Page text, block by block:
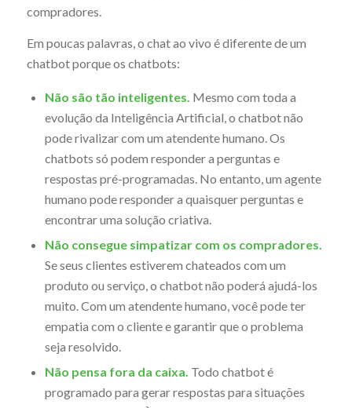
compradores.
Em poucas palavras, o chat ao vivo é diferente de um
chatbot porque os chatbots:
Não são tão inteligentes. Mesmo com toda a
evolução da Inteligência Artificial, o chatbot não
pode rivalizar com um atendente humano. Os
chatbots só podem responder a perguntas e
respostas pré-programadas. No entanto, um agente
humano pode responder a quaisquer perguntas e
encontrar uma solução criativa.
Não consegue simpatizar com os compradores.
Se seus clientes estiverem chateados com um
produto ou serviço, o chatbot não poderá ajudá-los
muito. Com um atendente humano, você pode ter
empatia com o cliente e garantir que o problema
seja resolvido.
Não pensa fora da caixa. Todo chatbot é
programado para gerar respostas para situações